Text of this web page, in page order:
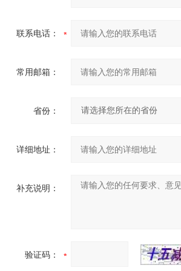
联系电话：
常用邮箱：
省份：
详细地址：
补充说明：
验证码：